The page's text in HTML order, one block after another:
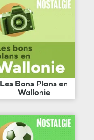
Les Bons Plans en
Wallonie